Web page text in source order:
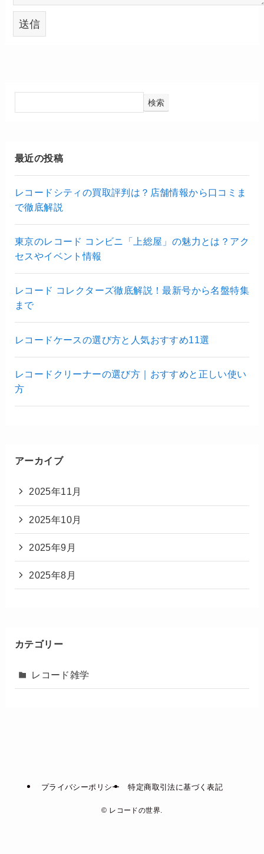
検索
最近の投稿
レコードシティの買取評判は？店舗情報から口コミま
で徹底解説
東京のレコード コンビニ「上総屋」の魅力とは？アク
セスやイベント情報
レコード コレクターズ徹底解説！最新号から名盤特集
まで
レコードケースの選び方と人気おすすめ11選
レコードクリーナーの選び方｜おすすめと正しい使い
方
アーカイブ
2025年11月
2025年10月
2025年9月
2025年8月
カテゴリー
レコード雑学
プライバシーポリシー 特定商取引法に基づく表記
© レコードの世界.